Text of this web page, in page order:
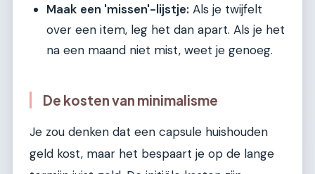
Maak een 'missen'-lijstje: Als je twijfelt
over een item, leg het dan apart. Als je het
na een maand niet mist, weet je genoeg.
De kosten van minimalisme
Je zou denken dat een capsule huishouden
geld kost, maar het bespaart je op de lange